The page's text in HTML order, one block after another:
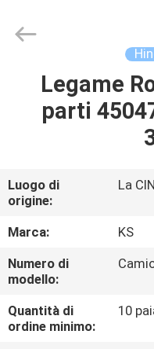
CASA
CIRCA
NOI
GIRO
DELLA
FABBRICA
Technology
Legame
parti
Luogo di
origine:
La
Marca:
KS
Numero di
modello:
Quantità di
ordine minimo:
10